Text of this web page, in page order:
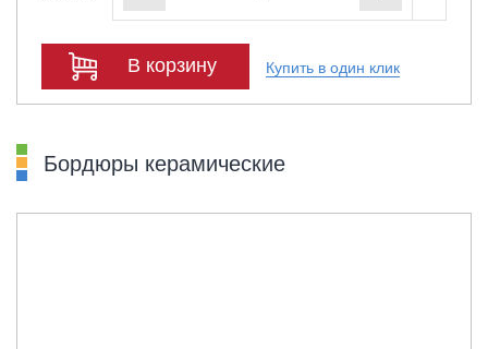
В корзину Купить в один клик
Бордюры керамические